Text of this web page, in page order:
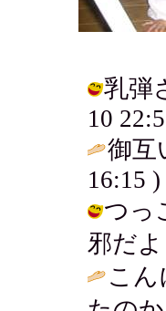
乳弾
10
御互
16:15 )
つっ
邪だ
こ